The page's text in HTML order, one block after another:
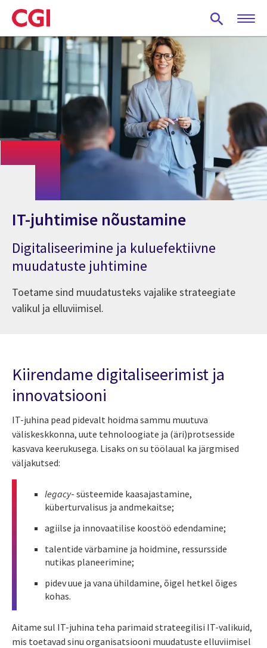
Skip
to
main
content
IT-juhtimise nõustamine
Digitaliseerimine ja kuluefektiivne
muudatuste juhtimine
Toetame sind muudatusteks vajalike strateegiate
valikul ja elluviimisel.
Kiirendame digitaliseerimist ja
innovatsiooni
IT-juhina pead pidevalt hoidma sammu muutuva
väliskeskkonna, uute tehnoloogiate ja (äri)protsesside
kasvava keerukusega. Lisaks on su töölaual ka järgmised
väljakutsed:
legacy- süsteemide kaasajastamine,
küberturvalisus ja andmekaitse;
agiilse ja innovaatilise koostöö edendamine;
talentide värbamine ja hoidmine, ressursside
nutikas planeerimine;
pidev uue ja vana ühildamine, õigel hetkel õiges
kohas.
Aitame sul IT-juhina teha parimaid strateegilisi IT-valikuid,
mis toetavad sinu organisatsiooni muudatuste elluviimisel